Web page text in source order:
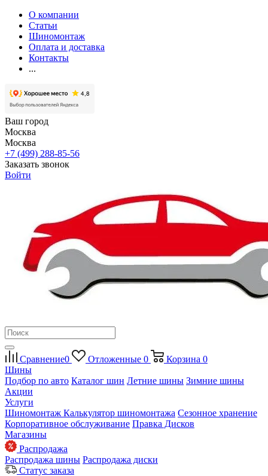
О компании
Статьи
Шиномонтаж
Оплата и доставка
Контакты
...
Ваш город
Москва
Москва
+7 (499) 288-85-56
Заказать звонок
Войти
Сравнение0 Отложенные 0 Корзина 0
Шины
Подбор по авто Каталог шин Летние шины Зимние шины
Акции
Услуги
Шиномонтаж Калькулятор шиномонтажа Сезонное хранение
Корпоративное обслуживание Правка Дисков
Магазины
Распродажа
Распродажа шины Распродажа диски
Статус заказа